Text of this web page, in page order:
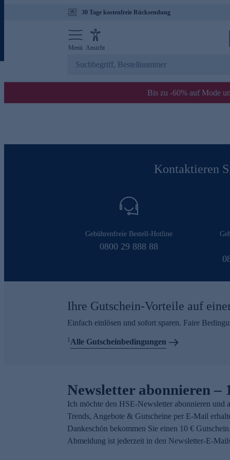
30 Tage kostenfreie Rücksendung
Menü Ansicht
Bis zu -60% auf Mode
Kontaktieren
Gebührenfreie Bestell-Hotline
0800 29 888 88
Ihre Gutschein-Vorteile auf
Einfach einlösen und sofort sparen. Faire
1Alle Gutscheinbedingungen
Newsletter abonnieren –
Ich möchte den HSE-Newsletter abonnieren und
Trends, Angebote & Gutscheine per E-Mail
Dankeschön bekommen Sie einen 10 €
Abmeldung ist jederzeit in den Newsletter-E-